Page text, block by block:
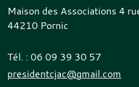
Maison des Associations 4
44210 Pornic
Tél. : 06 09 39 30 57
presidentcjac@gmail.com